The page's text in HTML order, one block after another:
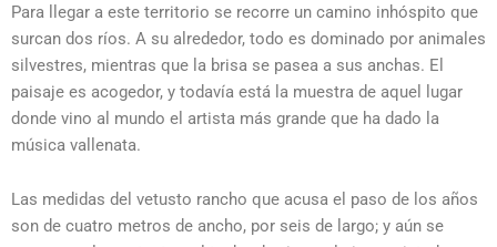
Para llegar a este territorio se recorre un camino inhóspito que
surcan dos ríos. A su alrededor, todo es dominado por animales
silvestres, mientras que la brisa se pasea a sus anchas. El
paisaje es acogedor, y todavía está la muestra de aquel lugar
donde vino al mundo el artista más grande que ha dado la
música vallenata.
Las medidas del vetusto rancho que acusa el paso de los años
son de cuatro metros de ancho, por seis de largo; y aún se